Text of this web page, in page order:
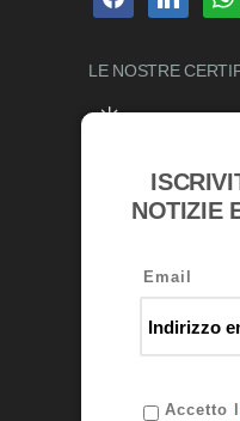
LE NOSTRE
RICONOSCIMENTI
NOTIZIE
Email
Accetto